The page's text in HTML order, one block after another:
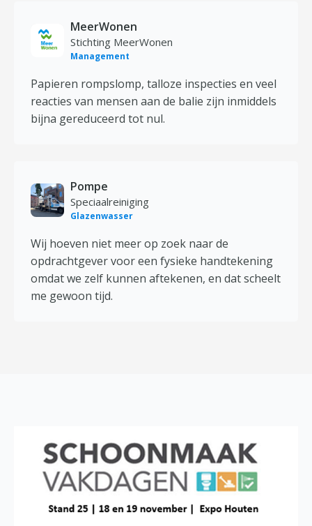
MeerWonen
Stichting MeerWonen
Management
Papieren rompslomp, talloze inspecties en veel
reacties van mensen aan de balie zijn inmiddels
bijna gereduceerd tot nul.
Pompe
Speciaalreiniging
Glazenwasser
Wij hoeven niet meer op zoek naar de
opdrachtgever voor een fysieke handtekening
omdat we zelf kunnen aftekenen, en dat scheelt
me gewoon tijd.